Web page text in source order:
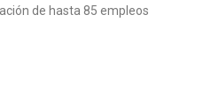
de hasta 85 empleos